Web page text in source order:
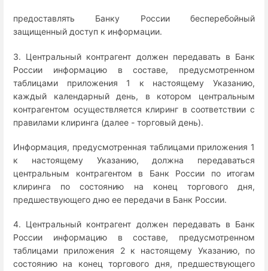
предоставлять Банку России бесперебойный
защищенный доступ к информации.
3. Центральный контрагент должен передавать в Банк
России информацию в составе, предусмотренном
таблицами приложения 1 к настоящему Указанию,
каждый календарный день, в котором центральным
контрагентом осуществляется клиринг в соответствии с
правилами клиринга (далее - торговый день).
Информация, предусмотренная таблицами приложения 1
к настоящему Указанию, должна передаваться
центральным контрагентом в Банк России по итогам
клиринга по состоянию на конец торгового дня,
предшествующего дню ее передачи в Банк России.
4. Центральный контрагент должен передавать в Банк
России информацию в составе, предусмотренном
таблицами приложения 2 к настоящему Указанию, по
состоянию на конец торгового дня, предшествующего